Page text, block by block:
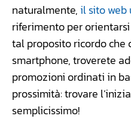
naturalmente, il sito web
riferimento per
tal proposito ricordo che
smartphone, troverete
promozioni ordinati in
prossimità: trovare
semplicissimo!